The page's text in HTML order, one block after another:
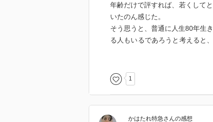
年齢だけで評すれば、若くして
いたのん感じた。
そう思うと、普通に人生80年生
る人もいるであろうと考えると
1
かはたれ特急さんの感想